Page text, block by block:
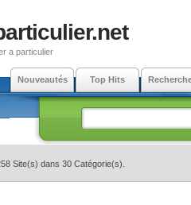
a particulier
Nouveautés Top Hits
Site(s) dans 30 Catégorie(s).